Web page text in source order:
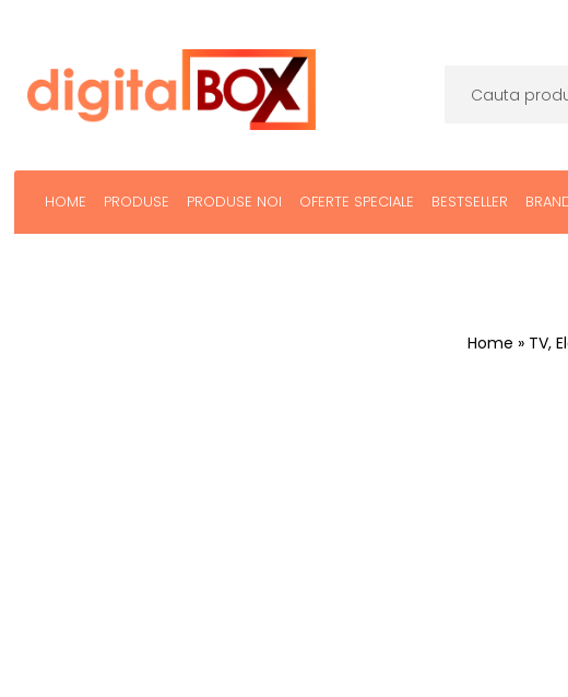
HOME PRODUSE PRODUSE NOI OFERTE SPECIALE BESTSELLER
Home » TV,